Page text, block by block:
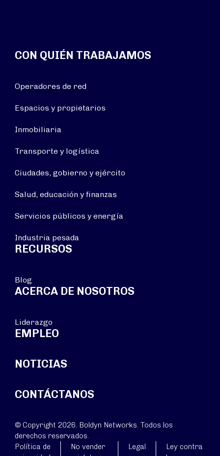
CON QUIÉN TRABAJAMOS
Operadores de red
Espacios y propietarios
Inmobiliaria
Transporte y logística
Ciudades, gobierno y ejército
Salud, educación y finanzas
Servicios públicos y energía
Industria pesada
RECURSOS
Blog
ACERCA DE NOSOTROS
Liderazgo
EMPLEO
NOTICIAS
CONTÁCTANOS
© Copyright 2026. Boldyn Networks. Todos los
derechos reservados.
Política de
No vender
Legal
Ley contra